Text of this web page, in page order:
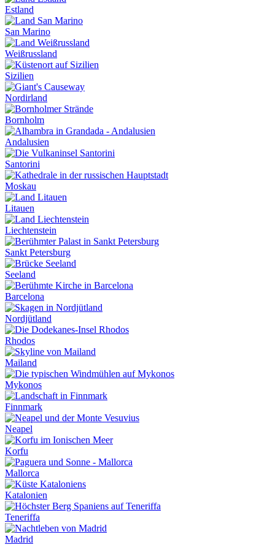
Estland
San Marino
Weißrussland
Sizilien
Nordirland
Bornholm
Andalusien
Santorini
Moskau
Litauen
Liechtenstein
Sankt Petersburg
Seeland
Barcelona
Nordjütland
Rhodos
Mailand
Mykonos
Finnmark
Neapel
Korfu
Mallorca
Katalonien
Teneriffa
Madrid